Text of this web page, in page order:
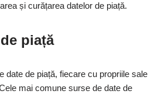
și curățarea datelor de piață.
piață
date de piață, fiecare cu propriile sale
mai comune surse de date de